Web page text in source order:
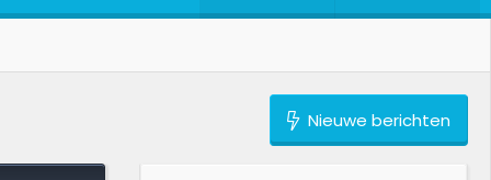
Nieuwe berichten